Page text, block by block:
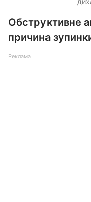
Обструктивне
причина
Реклама